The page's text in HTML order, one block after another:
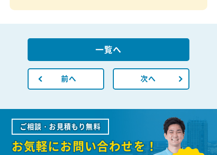
前へ
一覧へ
次へ
ご相談・お見積もり無料
お気軽にお問い合わせを！